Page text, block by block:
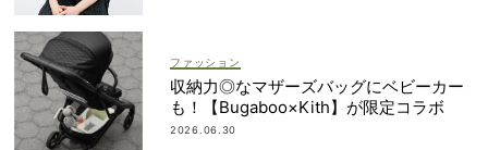
ファッション
収納力◎なマザーズバッグにベビーカー
も！【Bugaboo×Kith】が限定コラボ
2026.06.30